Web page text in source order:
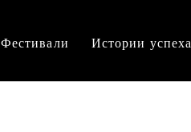
Фестивали Истории успеха